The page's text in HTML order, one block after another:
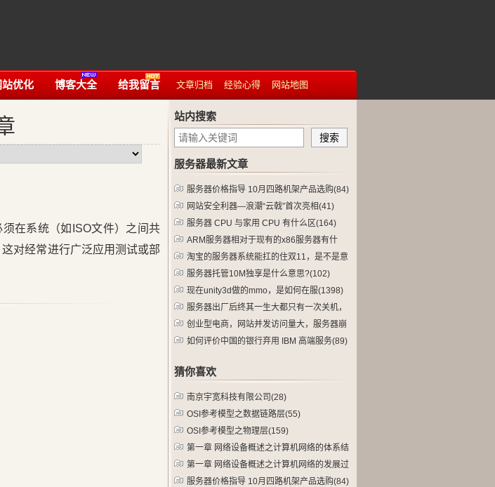
站优化 博客大全 给我留言 文章归档 经验心得 网站地图
在系统（如ISO文件）之间共
对经常进行广泛应用测试或部
站内搜索
服务器最新文章
服务器价格指导 10月四路机架产品选购(84)
网站安全利器—浪潮“云戟”首次亮相(41)
服务器 CPU 与家用 CPU 有什么区(164)
ARM服务器相对于现有的x86服务器有什
(165)
淘宝的服务器系统能扛的住双11，是不是意
(61)
服务器托管10M独享是什么意思?(102)
现在unity3d做的mmo，是如何在服(1398)
服务器出厂后终其一生大都只有一次关机，
不(109)
创业型电商，网站并发访问量大，服务器崩
溃(465)
如何评价中国的银行弃用 IBM 高端服务(89)
猜你喜欢
南京宇宽科技有限公司(28)
OSI参考模型之数据链路层(55)
OSI参考模型之物理层(159)
第一章 网络设备概述之计算机网络的体系结
(82)
第一章 网络设备概述之计算机网络的发展过
(151)
服务器价格指导 10月四路机架产品选购(84)